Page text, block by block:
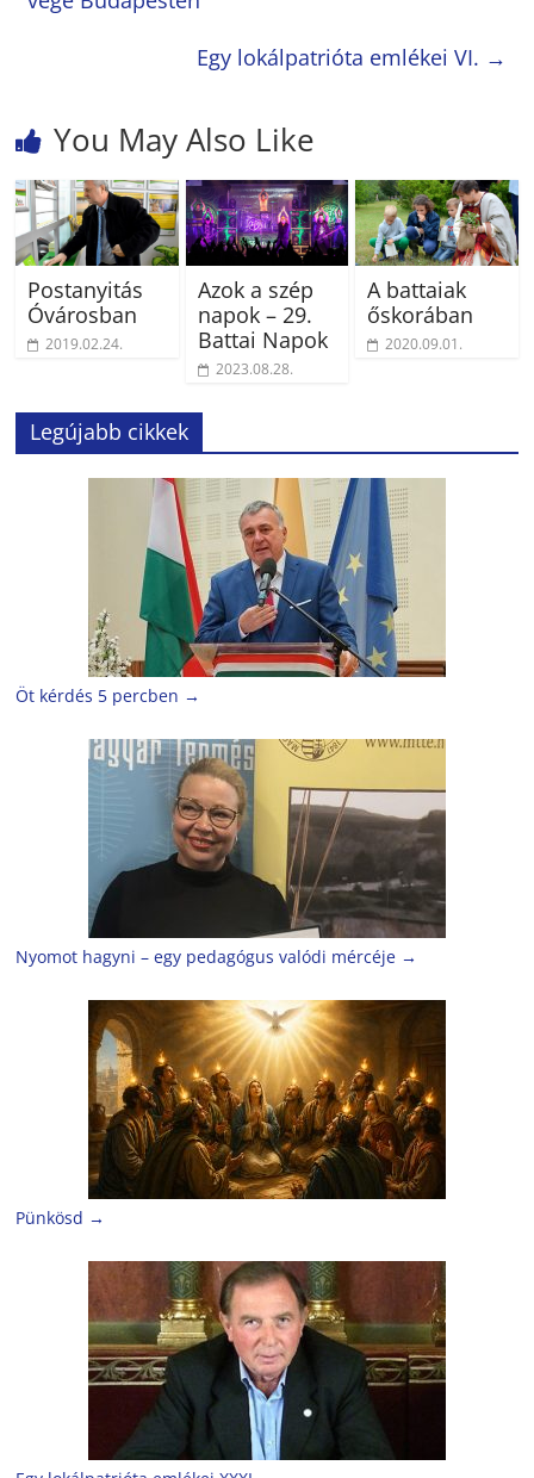
Egy lokálpatrióta emlékei VI. →
You May Also Like
Postanyitás
Óvárosban
2019.02.24.
Azok a szép
napok – 29.
Battai Napok
2023.08.28.
A battaiak
őskorában
2020.09.01.
Legújabb cikkek
Öt kérdés 5 percben →
Nyomot hagyni – egy pedagógus valódi mércéje →
Pünkösd →